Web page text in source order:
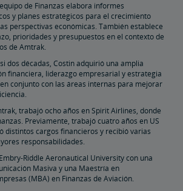
del Acela
(Nordeste)
de Amtrak
de Finanzas elabora informes
y planes estratégicos para el crecimiento
perspectivas económicas. También establece
prioridades y presupuestos en el contexto de
de Amtrak.
dos décadas, Costin adquirió una amplia
financiera, liderazgo empresarial y estrategia
conjunto con las áreas internas para mejorar
trabajó ocho años en Spirit Airlines, donde
Previamente, trabajó cuatro años en US
distintos cargos financieros y recibió varias
responsabilidades.
Riddle Aeronautical University con una
Masiva y una Maestría en
(MBA) en Finanzas de Aviación.